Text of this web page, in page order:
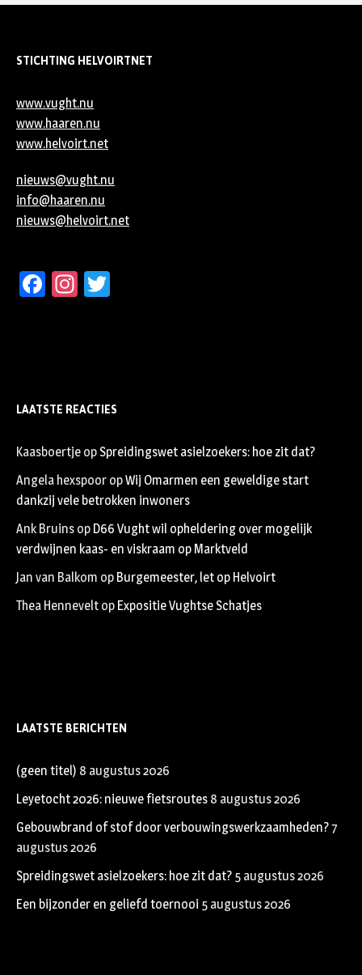
STICHTING HELVOIRTNET
www.vught.nu
www.haaren.nu
www.helvoirt.net
nieuws@vught.nu
info@haaren.nu
nieuws@helvoirt.net
Facebook
Instagram
LAATSTE REACTIES
Kaasboertje op Spreidingswet asielzoekers: hoe zit dat?
Angela hexspoor opWij Omarmen een geweldige start
dankzij vele betrokken inwoners
Ank Bruins op D66 Vught wil opheldering over mogelijk
verdwijnen kaas- en viskraam op Marktveld
Jan van Balkom op Burgemeester, let op Helvoirt
Thea Hennevelt op Expositie Vughtse Schatjes
LAATSTE BERICHTEN
(geen titel) 8 augustus 2026
Leyetocht 2026: nieuwe fietsroutes 8 augustus 2026
Gebouwbrand of stof door verbouwingswerkzaamheden?7
augustus 2026
Spreidingswet asielzoekers: hoe zit dat? 5 augustus 2026
Een bijzonder en geliefd toernooi 5 augustus 2026